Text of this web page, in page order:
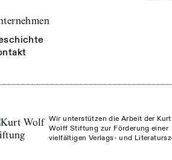
Wir unterstützen die Arbeit der Kurt
Wolff Stiftung zur Förderung einer
vielfältigen Verlags- und